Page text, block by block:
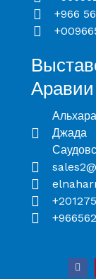
+966
Аравии
Джада
F
a